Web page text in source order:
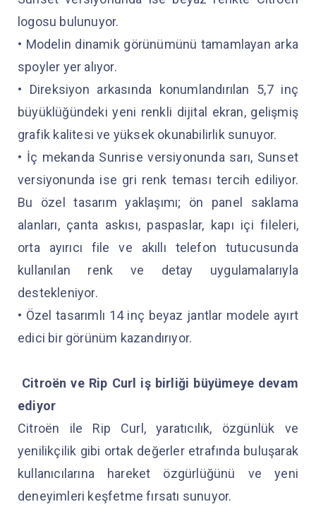
logosu bulunuyor.
• Modelin dinamik görünümünü tamamlayan arka
spoyler yer alıyor.
• Direksiyon arkasında konumlandırılan 5,7 inç
büyüklüğündeki yeni renkli dijital ekran, gelişmiş
grafik kalitesi ve yüksek okunabilirlik sunuyor.
• İç mekanda Sunrise versiyonunda sarı, Sunset
versiyonunda ise gri renk teması tercih ediliyor.
Bu özel tasarım yaklaşımı; ön panel saklama
alanları, çanta askısı, paspaslar, kapı içi fileleri,
orta ayırıcı file ve akıllı telefon tutucusunda
kullanılan renk ve detay uygulamalarıyla
destekleniyor.
• Özel tasarımlı 14 inç beyaz jantlar modele ayırt
edici bir görünüm kazandırıyor.
Citroën ve Rip Curl iş birliği büyümeye devam
ediyor
Citroën ile Rip Curl, yaratıcılık, özgünlük ve
yenilikçilik gibi ortak değerler etrafında buluşarak
kullanıcılarına hareket özgürlüğünü ve yeni
deneyimleri keşfetme fırsatı sunuyor.